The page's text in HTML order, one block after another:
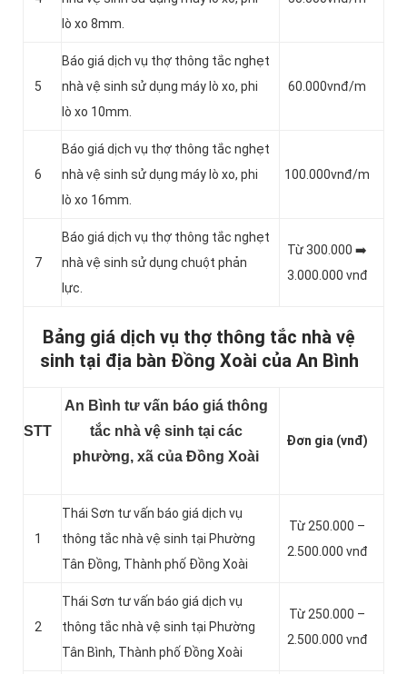
lò xo 8mm.
5
Báo giá dịch vụ thợ thông tắc nghẹt
nhà vệ sinh sử dụng máy lò xo, phi
lò xo 10mm.
60.000vnđ/m
6
Báo giá dịch vụ thợ thông tắc nghẹt
nhà vệ sinh sử dụng máy lò xo, phi
lò xo 16mm.
100.000vnđ/m
7
Báo giá dịch vụ thợ thông tắc nghẹt
nhà vệ sinh sử dụng chuột phản
lực.
Từ 300.000 ➡️
3.000.000 vnđ
Bảng giá dịch vụ thợ thông tắc nhà vệ
sinh tại địa bàn Đồng Xoài của An Bình
STT
An Bình tư vấn báo giá thông
tắc nhà vệ sinh tại các
phường, xã của Đồng Xoài
Đơn gia (vnđ)
1
Thái Sơn tư vấn báo giá dịch vụ
thông tắc nhà vệ sinh tại Phường
Tân Đồng, Thành phố Đồng Xoài
Từ 250.000 –
2.500.000 vnđ
2
Thái Sơn tư vấn báo giá dịch vụ
thông tắc nhà vệ sinh tại Phường
Tân Bình, Thành phố Đồng Xoài
Từ 250.000 –
2.500.000 vnđ